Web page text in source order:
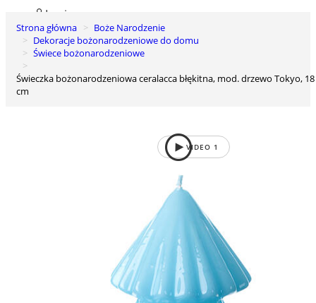
Login
Lista życzeń
0
Strona główna
Boże Narodzenie
Dekoracje bożonarodzeniowe do domu
Świece bożonarodzeniowe
Świeczka bożonarodzeniowa ceralacca błękitna, mod. drzewo Tokyo, 18
cm
VIDEO 1